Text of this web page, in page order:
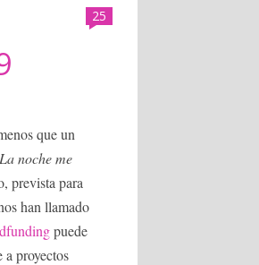
25
que un
La noche me
prevista para
han llamado
puede
a proyectos